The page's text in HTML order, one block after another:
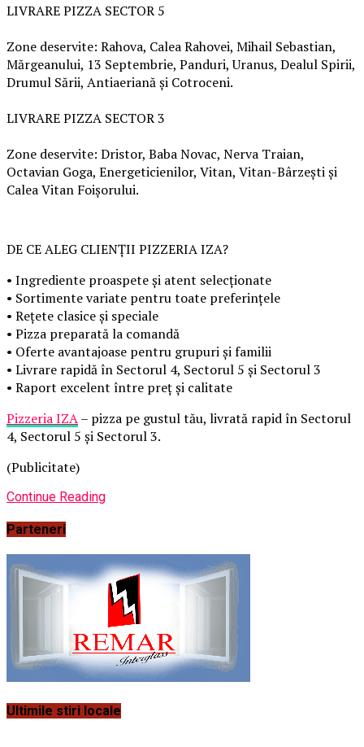
LIVRARE PIZZA SECTOR 5
Zone deservite: Rahova, Calea Rahovei, Mihail Sebastian,
Mărgeanului, 13 Septembrie, Panduri, Uranus, Dealul Spirii,
Drumul Sării, Antiaeriană și Cotroceni.
LIVRARE PIZZA SECTOR 3
Zone deservite: Dristor, Baba Novac, Nerva Traian,
Octavian Goga, Energeticienilor, Vitan, Vitan-Bârzești și
Calea Vitan Foișorului.
DE CE ALEG CLIENȚII PIZZERIA IZA?
• Ingrediente proaspete și atent selecționate
• Sortimente variate pentru toate preferințele
• Rețete clasice și speciale
• Pizza preparată la comandă
• Oferte avantajoase pentru grupuri și familii
• Livrare rapidă în Sectorul 4, Sectorul 5 și Sectorul 3
• Raport excelent între preț și calitate
Pizzeria IZA– pizza pe gustul tău, livrată rapid în Sectorul
4, Sectorul 5 și Sectorul 3.
(Publicitate)
Continue Reading
Parteneri
Ultimile stiri locale